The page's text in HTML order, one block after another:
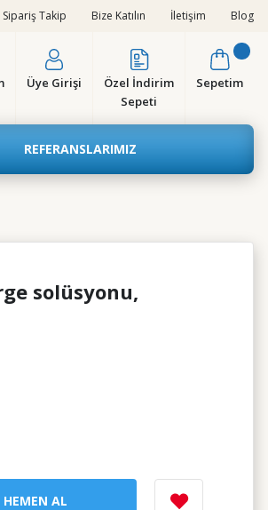
Sipariş Takip Bize Katılın İletişim Blog
Üye Girişi
Özel İndirim
Sepeti
Sepetim
REFERANSLARIMIZ
solüsyonu,
HEMEN AL